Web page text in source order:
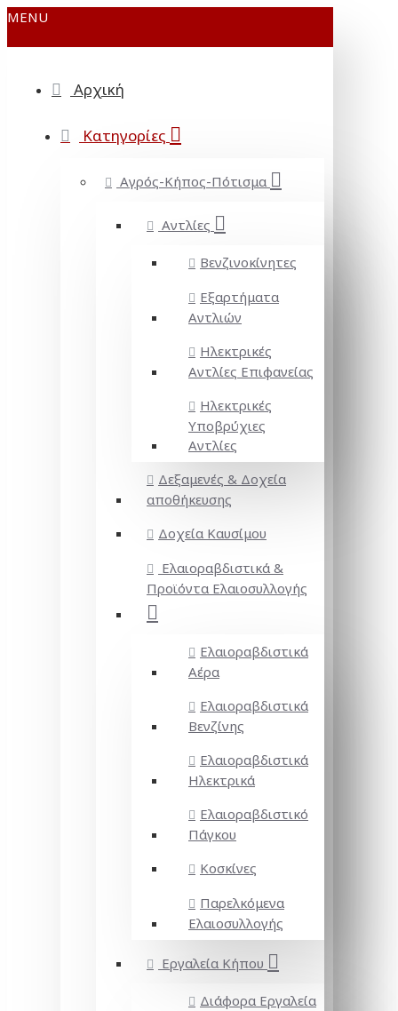
MENU
Αρχική
Κατηγορίες
Αγρός-Κήπος-Πότισμα
Αντλίες
Βενζινοκίνητες
Εξαρτήματα
Αντλιών
Ηλεκτρικές
Αντλίες Επιφανείας
Ηλεκτρικές
Υποβρύχιες
Αντλίες
Δεξαμενές & Δοχεία
αποθήκευσης
Δοχεία Καυσίμου
Ελαιοραβδιστικά &
Προϊόντα Ελαιοσυλλογής
Ελαιοραβδιστικά
Αέρα
Ελαιοραβδιστικά
Βενζίνης
Ελαιοραβδιστικά
Ηλεκτρικά
Ελαιοραβδιστικό
Πάγκου
Κοσκίνες
Παρελκόμενα
Ελαιοσυλλογής
Εργαλεία Κήπου
Διάφορα Εργαλεία